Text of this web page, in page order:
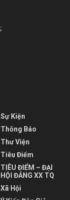
;
Sự Kiện
Thông Báo
Thư Viện
Tiêu Điểm
TIÊU ĐIỂM – ĐẠI
HỘI ĐẢNG XX TQ
Xã Hội